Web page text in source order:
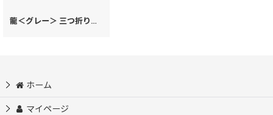
龍＜グレー＞ 三つ折りミニ財布［t］
ホーム
マイページ